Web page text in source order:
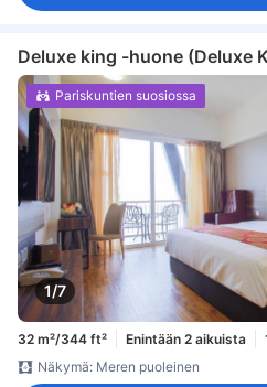
Deluxe king -huone (Deluxe
1/7
Pariskuntien suosiossa
32 m²/344 ft² Enintään 2 aikuista
Näkymä: Meren puoleinen